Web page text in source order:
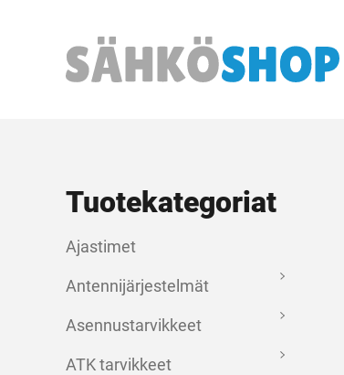
Päävalikko
Tuotekategoriat
Ajastimet
Antennijärjestelmät
Asennustarvikkeet
ATK tarvikkeet